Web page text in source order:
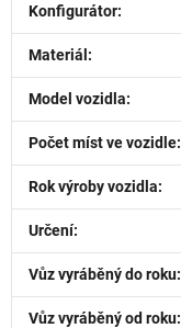
Konfigurátor:
Materiál :
Model vozidla:
Počet míst ve vozidle:
Rok výroby vozidla:
Určení:
Vůz vyráběný do roku:
Vůz vyráběný od roku: